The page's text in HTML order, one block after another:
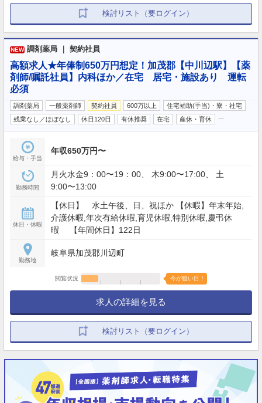
検討リスト（要ログイン）
NEW 調剤薬局 ｜ 契約社員
高額求人★年俸制650万円想定！加茂郡【中川辺駅】【薬
剤師/嘱託社員】内科ほか／在宅 居宅・施設あり 運転
必須
調剤薬局 一般薬剤師 契約社員 600万以上
住宅補助(手当)・寮・社宅
残業なし／ほぼなし
休日120日 有休推奨 在宅 産休・育休
給与・手当
年収650万円〜
勤務時間
月火水金9：00〜19：00、 木9:00〜17:00、 土
9:00〜13:00
休日・休暇
【休日】 水土午後、日、祝ほか 【休暇】年末年始,
介護休暇,年次有給休暇,育児休暇,特別休暇,慶弔休
暇 【年間休日】122日
勤務地
岐阜県加茂郡川辺町
閲覧状況 今が狙い目！
求人の詳細を見る
検討リスト（要ログイン）